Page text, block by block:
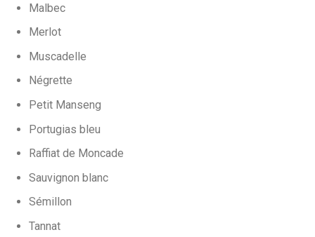
Malbec
Merlot
Muscadelle
Négrette
Petit Manseng
Portugias bleu
Raffiat de Moncade
Sauvignon blanc
Sémillon
Tannat